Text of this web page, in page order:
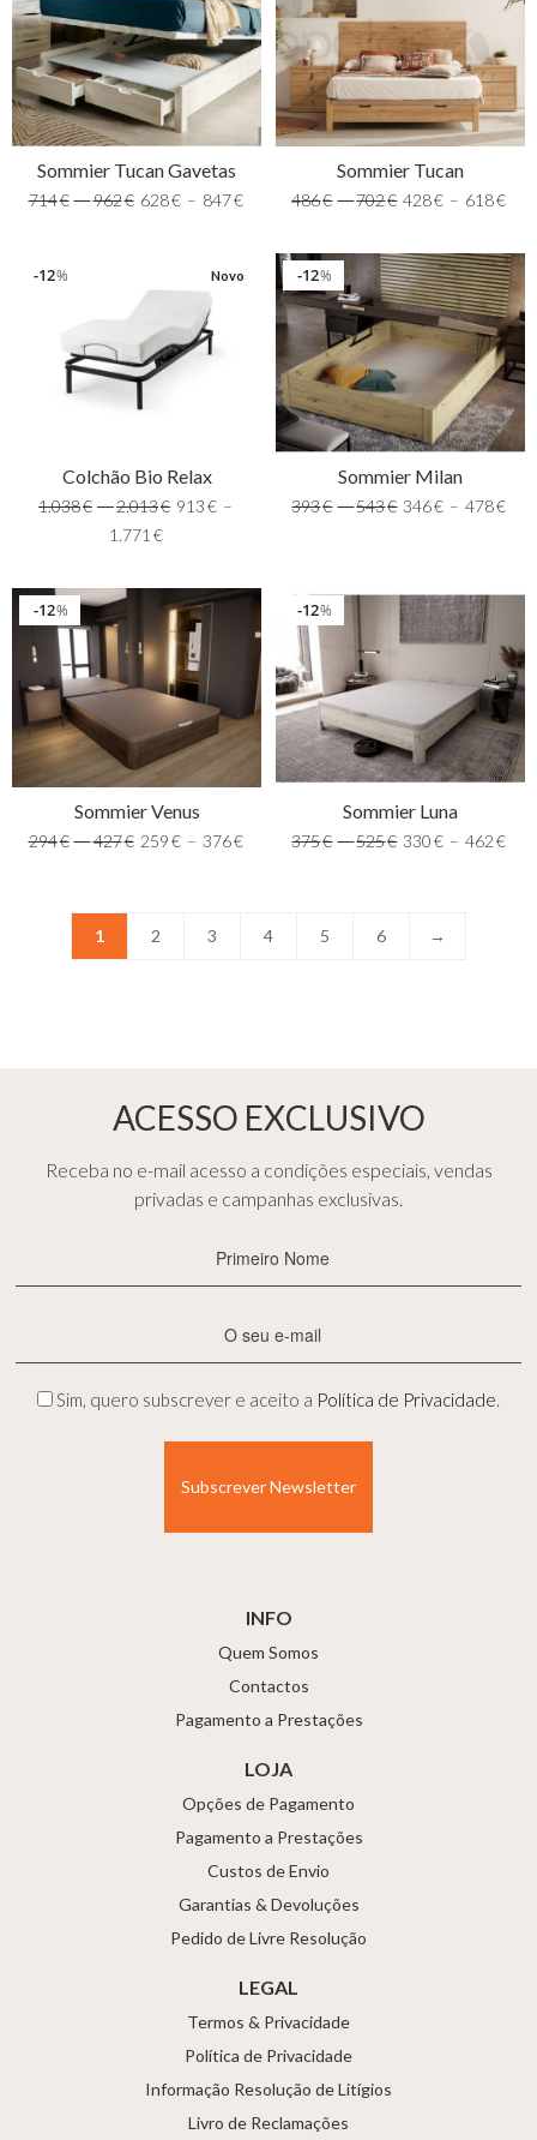
Sommier Tucan Gavetas
714€ –962€ 628€ – 847€
Sommier Tucan
486€ –702€ 428€ – 618€
%
12 Novo
Colchão Bio Relax
1.038€ –2.013€ 913€ –
1.771 €
%
12
Sommier Milan
393€ –543€ 346€ – 478€
%
12
Sommier Venus
294€ –427€ 259€ – 376€
%
12
Sommier Luna
375€ –525€ 330 € – 462 €
1 2 3 4 5 6 →
ACESSO EXCLUSIVO
Receba no e-mail acesso a condições especiais, vendas
privadas e campanhas exclusivas.
Nome
mail
Privacidade
Sim, quero subscrever e aceito a Política de Privacidade
INFO
Quem Somos
Contactos
Pagamento a Prestações
LOJA
Opções de Pagamento
Pagamento a Prestações
Custos de Envio
Garantias & Devoluções
Pedido de Livre Resolução
LEGAL
Termos & Privacidade
Política de Privacidade
Informação Resolução de Litígios
Livro de Reclamações